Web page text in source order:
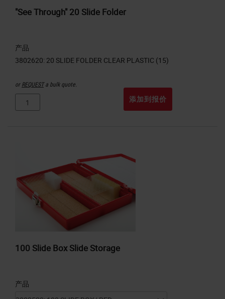
"See Through" 20 Slide Folder
产品
orREQUESTa bulk quote.
添加到报价
100 Slide Box Slide Storage
产品